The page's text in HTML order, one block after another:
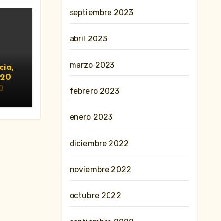
septiembre 2023
abril 2023
marzo 2023
febrero 2023
enero 2023
diciembre 2022
noviembre 2022
octubre 2022